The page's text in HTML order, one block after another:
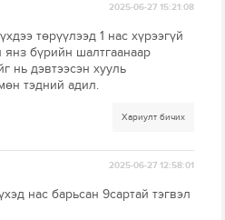
2025-06-27 15:21:08
төрүүлээд 1 нас хүрээгүй
бүрийн шалтгаанаар
нь дэвтээсэн хууль
тэдний адил.
Хариулт бичих
2025-06-27 12:58:01
нас барьсан 9сартай тэгвэл